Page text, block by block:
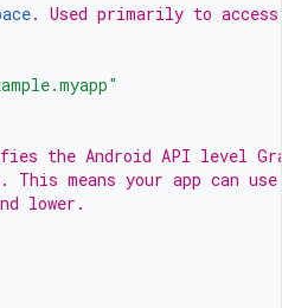
. Used primarily to
the Android API level
This means your app can
lower.